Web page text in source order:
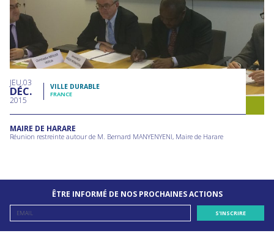
JEU 03
DÉC
2015
VILLE DURABLE
FRANCE
MAIRE DE HARARE
Réunion restreinte autour de M. Bernard MANYENYENI, Maire de Harare
ÊTRE INFORMÉ DE NOS PROCHAINES ACTIONS